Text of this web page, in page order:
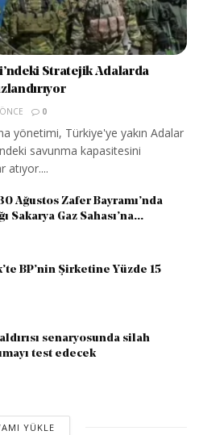
Stratejik Adalarda
0
yönetimi, Türkiye'ye yakın Adalar
savunma kapasitesini
atıyor....
Ağustos Zafer Bayramı’nda
Sakarya Gaz Sahası’na...
BP’nin Şirketine Yüzde 15
senaryosunda silah
test edecek
YÜKLE